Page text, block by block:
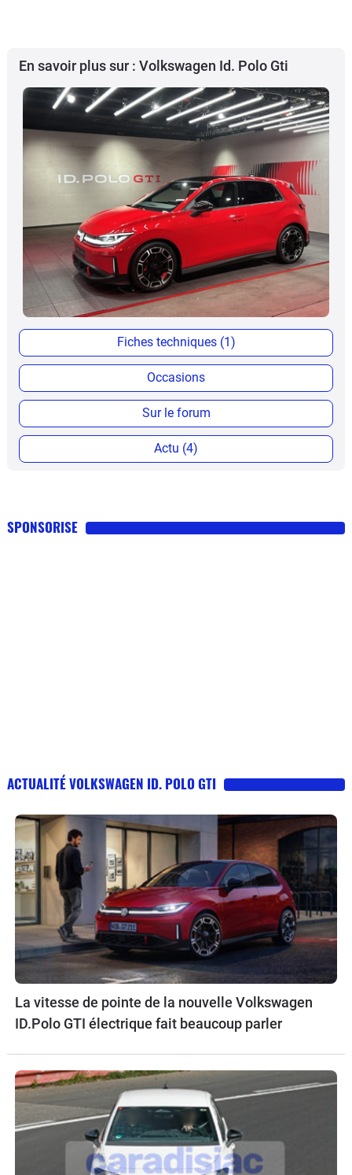
En savoir plus sur : Volkswagen Id. Polo Gti
Fiches techniques (1)
Occasions
Sur le forum
Actu (4)
SPONSORISE
ACTUALITÉ VOLKSWAGEN ID. POLO GTI
La vitesse de pointe de la nouvelle Volkswagen
ID.Polo GTI électrique fait beaucoup parler